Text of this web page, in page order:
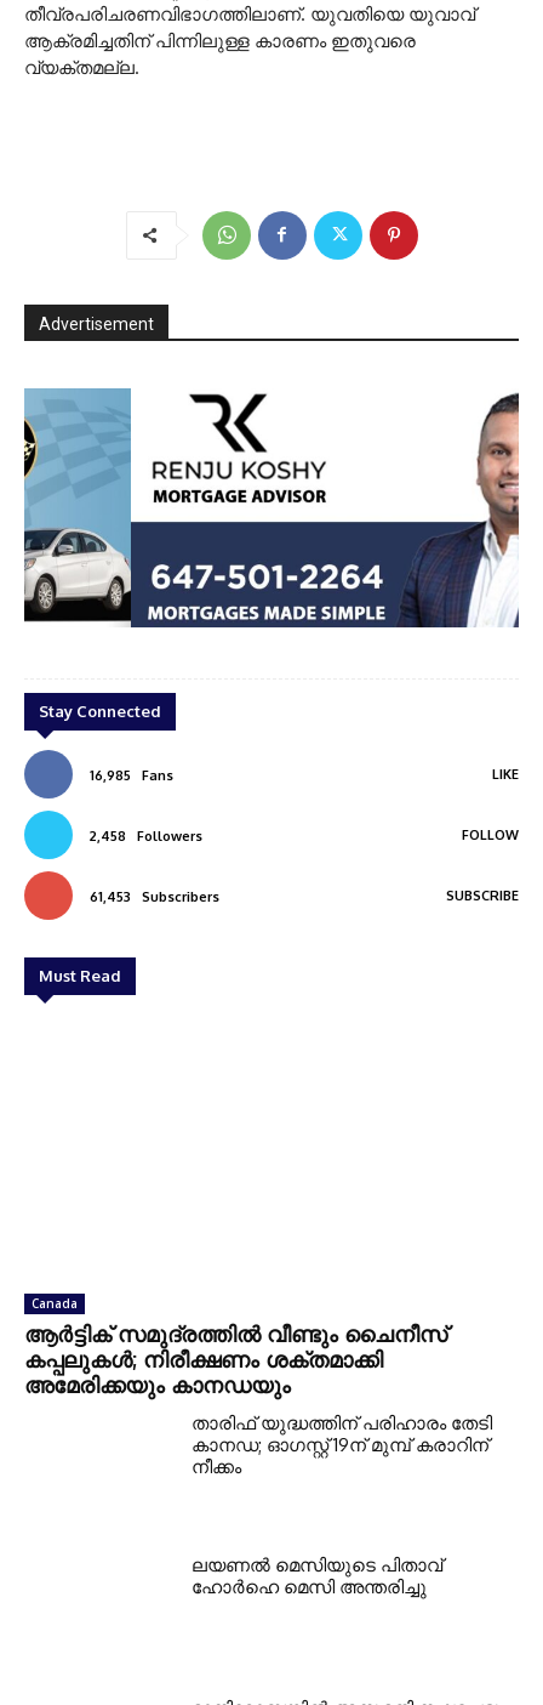
തീവ്രപരിചരണവിഭാഗത്തിലാണ്. യുവതിയെ യുവാവ്
ആക്രമിച്ചതിന് പിന്നിലുള്ള കാരണം ഇതുവരെ
വ്യക്തമല്ല.
Advertisement
Stay Connected
16,985 Fans LIKE
2,458 Followers FOLLOW
61,453 Subscribers SUBSCRIBE
Must Read
Canada
ആർട്ടിക് സമുദ്രത്തിൽ വീണ്ടും ചൈനീസ്
കപ്പലുകൾ; നിരീക്ഷണം ശക്തമാക്കി
അമേരിക്കയും കാനഡയും
താരിഫ് യുദ്ധത്തിന് പരിഹാരം തേടി
കാനഡ; ഓഗസ്റ്റ് 19ന് മുമ്പ് കരാറിന്
നീക്കം
ലയണൽ മെസിയുടെ പിതാവ്
ഹോർഹെ മെസി അന്തരിച്ചു